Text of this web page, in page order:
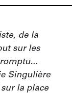
de la
sur les
Singulière
la place